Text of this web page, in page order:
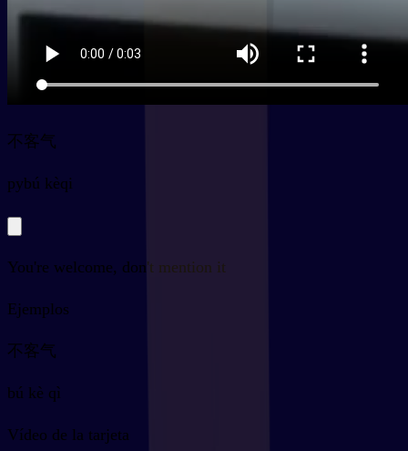
不客气
pybú kèqi
You're welcome, don't mention it
Ejemplos
不客气
bú kè qì
Vídeo de la tarjeta